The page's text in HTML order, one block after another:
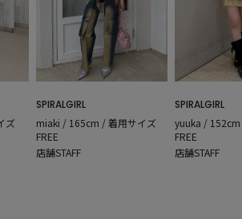
ズ
SPIRALGIRL
miaki / 165cm / 着用サイズ
FREE
店舗STAFF
SPIRALGIRL
yuuka /
FREE
店舗STAFF